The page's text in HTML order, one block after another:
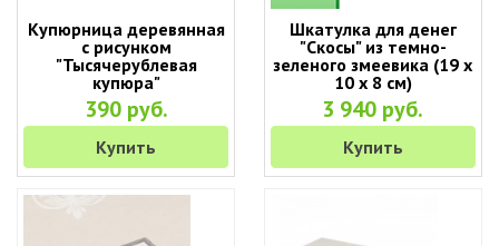
Купюрница деревянная
с рисунком
"Тысячерублевая
купюра"
390 руб.
Купить
Шкатулка для денег
"Скосы" из темно-
зеленого змеевика (19 х
10 х 8 см)
3 940 руб.
Купить